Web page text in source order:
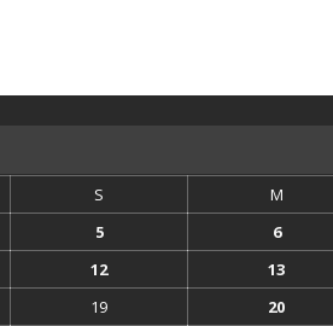
S
M
5
6
12
13
19 20